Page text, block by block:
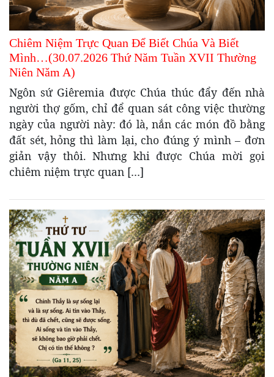
Chiêm Niệm Trực Quan Để Biết Chúa Và Biết
Mình…(30.07.2026 Thứ Năm Tuần XVII Thường
Niên Năm A)
Ngôn sứ Giêremia được Chúa thúc đẩy đến nhà
người thợ gốm, chỉ để quan sát công việc thường
ngày của người này: đó là, nắn các món đồ bằng
đất sét, hỏng thì làm lại, cho đúng ý mình – đơn
giản vậy thôi. Nhưng khi được Chúa mời gọi
chiêm niệm trực quan […]